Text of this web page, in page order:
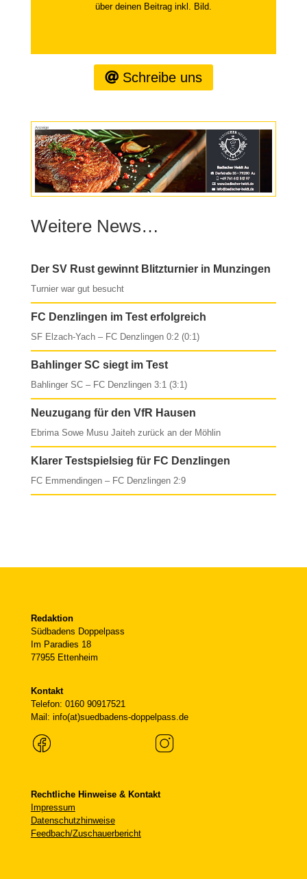
über deinen Beitrag inkl. Bild.
Schreibe uns
Anzeige
Weitere News…
Der SV Rust gewinnt Blitzturnier in Munzingen
Turnier war gut besucht
FC Denzlingen im Test erfolgreich
SF Elzach-Yach – FC Denzlingen 0:2 (0:1)
Bahlinger SC siegt im Test
Bahlinger SC – FC Denzlingen 3:1 (3:1)
Neuzugang für den VfR Hausen
Ebrima Sowe Musu Jaiteh zurück an der Möhlin
Klarer Testspielsieg für FC Denzlingen
FC Emmendingen – FC Denzlingen 2:9
Redaktion
Südbadens Doppelpass
Im Paradies 18
77955 Ettenheim
Kontakt
Telefon: 0160 90917521
Mail: info(at)suedbadens-doppelpass.de
Rechtliche Hinweise & Kontakt
Impressum
Datenschutzhinweise
Feedbach/Zuschauerbericht